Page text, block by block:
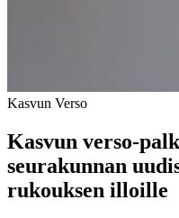
Kasvun Verso
Kasvun verso-
seurakunnan
rukouksen illoille